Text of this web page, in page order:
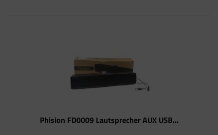
Phision FD0009 Lautsprecher AUX USB...